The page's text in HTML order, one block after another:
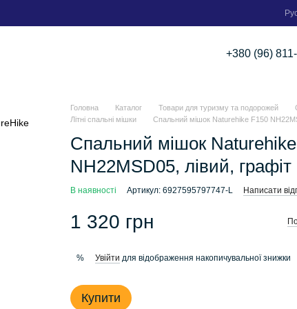
+380 (96)
Головна Каталог Товари для туризму та подорожей
Літні спальні мішки
Спальний мішок Naturehike F150
Спальний мішок
NH22MSD05, лівий, графіт
В наявності Артикул: 6927595797747-L Написати
1 320 грн
% Увійти для відображення накопичувальної знижки
Купити